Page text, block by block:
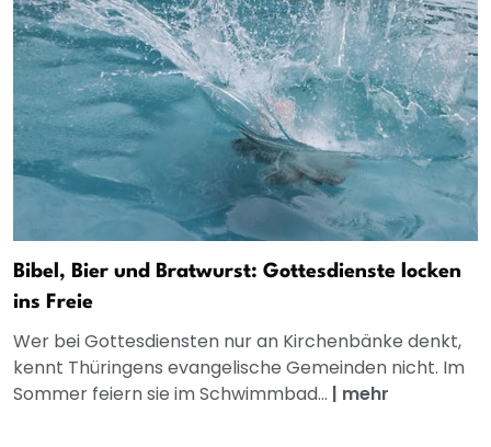
Bibel, Bier und Bratwurst: Gottesdienste locken
ins Freie
Wer bei Gottesdiensten nur an Kirchenbänke denkt,
kennt Thüringens evangelische Gemeinden nicht. Im
Sommer feiern sie im Schwimmbad... | mehr